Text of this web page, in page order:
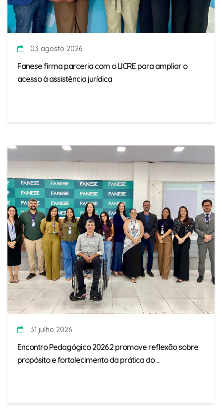
03 agosto 2026
Fanese firma parceria com o LICRE para ampliar o
acesso à assistência jurídica
31 julho 2026
Encontro Pedagógico 2026.2 promove reflexão sobre
propósito e fortalecimento da prática do ...